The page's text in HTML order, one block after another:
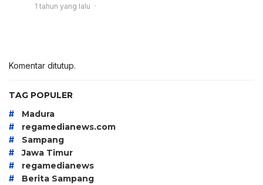
1 tahun yang lalu
Komentar ditutup.
TAG POPULER
# Madura
# regamedianews.com
# Sampang
# Jawa Timur
# regamedianews
# Berita Sampang